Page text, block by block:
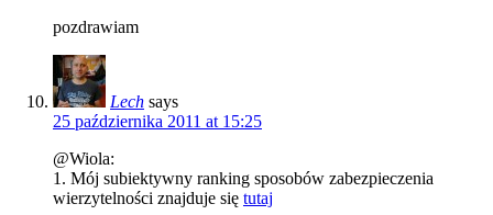
pozdrawiam
Lech says
25 października 2011 at 15:25
@Wiola:
1. Mój subiektywny ranking sposobów zabezpieczenia
wierzytelności znajduje się tutaj